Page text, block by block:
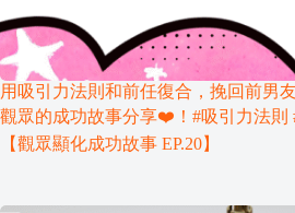
用吸引力法則和前任復合，挽回前男
觀眾的成功故事分享❤️！#吸引力法則
【觀眾顯化成功故事 EP.20】